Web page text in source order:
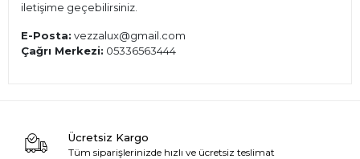
iletişime geçebilirsiniz.
E-Posta: vezzalux@gmail.com
Çağrı Merkezi: 05336563444
Ücretsiz Kargo
Tüm siparişlerinizde hızlı ve ücretsiz teslimat